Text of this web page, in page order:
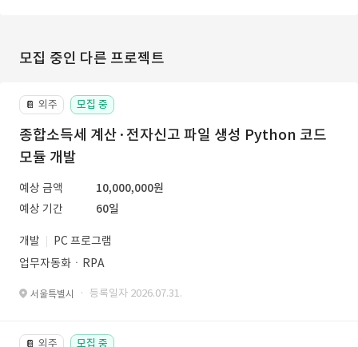
모집 중인 다른 프로젝트
📔 외주 모집 중
종합소득세 계산·전자신고 파일 생성 Python 코드
모듈 개발
예상 금액
10,000,000원
예상 기간
60일
개발
PC 프로그램
업무자동화ㆍRPA
서울특별시 · 등록일자 2026.07.31.
📔 외주 모집 중